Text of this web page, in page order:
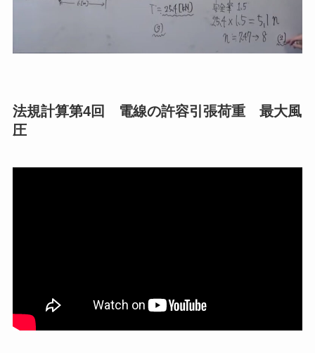
法規計算第4回 電線の許容引張荷重 最大風
圧